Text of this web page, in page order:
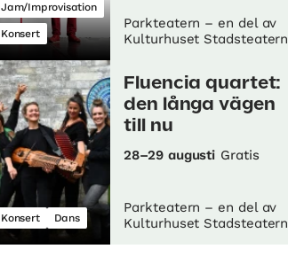
Jam/Improvisation
Konsert
Parkteatern – en del av
Kulturhuset Stadsteatern
Konsert Dans
Fluencia quartet:
den långa vägen
till nu
28–29 augusti Gratis
Parkteatern – en del av
Kulturhuset Stadsteatern